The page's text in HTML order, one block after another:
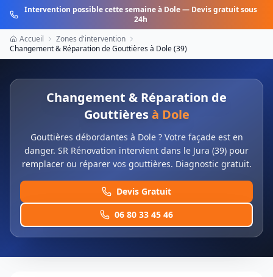
Intervention possible cette semaine à Dole— Devis gratuit sous
24h
Accueil
Zones d'intervention
Changement & Réparation de Gouttièresà Dole(39)
Changement & Réparation de
Gouttières à Dole
Gouttières débordantes à Dole ? Votre façade est en
danger. SR Rénovation intervient dans le Jura (39) pour
remplacer ou réparer vos gouttières. Diagnostic gratuit.
Devis Gratuit
06 80 33 45 46